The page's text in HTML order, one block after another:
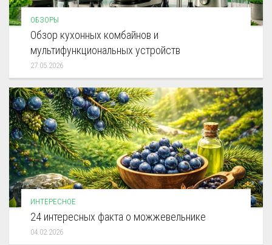
ОБЗОРЫ
Обзор кухонных комбайнов и
мультифункциональных устройств
27.05.2026
ИНТЕРЕСНОЕ
24 интересных факта о можжевельнике
04.02.2026